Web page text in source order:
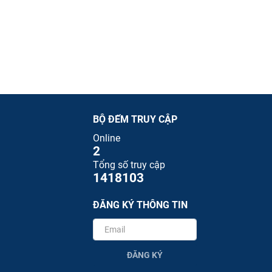
BỘ ĐẾM TRUY CẬP
Online
2
Tổng số truy cập
1418103
ĐĂNG KÝ THÔNG TIN
ĐĂNG KÝ